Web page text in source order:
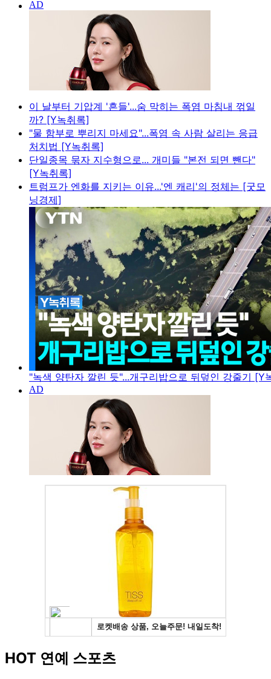
이 날부터 기압계 '흔들'...숨 막히는 폭염 마침내 꺾일
까? [Y녹취록]
"물 함부로 뿌리지 마세요"...폭염 속 사람 살리는 응급
처치법 [Y녹취록]
단일종목 묶자 지수형으로... 개미들 "본전 되면 뺀다"
[Y녹취록]
트럼프가 엔화를 지키는 이유...'엔 캐리'의 정체는 [굿모
닝경제]
"녹색 양탄자 깔린 듯"...개구리밥으로 뒤덮인 강줄기 [Y
HOT 연예 스포츠